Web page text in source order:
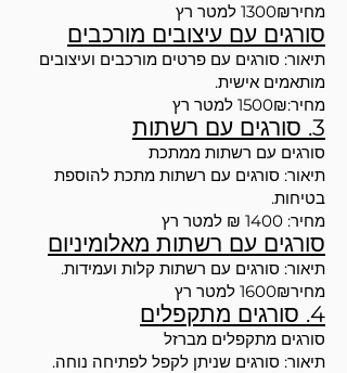
מחיר1300₪ למטר רץ
סורגים עם עיצובים מורכבים
תיאור: סורגים עם פרטים מורכבים ועיצובים
מותאמים אישית.
מחיר:1500₪ למטר רץ
3. סורגים עם רשתות
סורגים עם רשתות ממתכת
תיאור: סורגים עם רשתות מתכת להוספת
בטיחות.
מחיר: 1400 ₪ למטר רץ
סורגים עם רשתות מאלומיניום
תיאור: סורגים עם רשתות קלות ועמידות.
מחיר1600₪ למטר רץ
4. סורגים מתקפלים
סורגים מתקפלים מברזל
תיאור: סורגים שניתן לקפל לפתיחה נוחה.